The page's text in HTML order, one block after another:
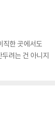
직한 곳에서도
려는 건 아니지